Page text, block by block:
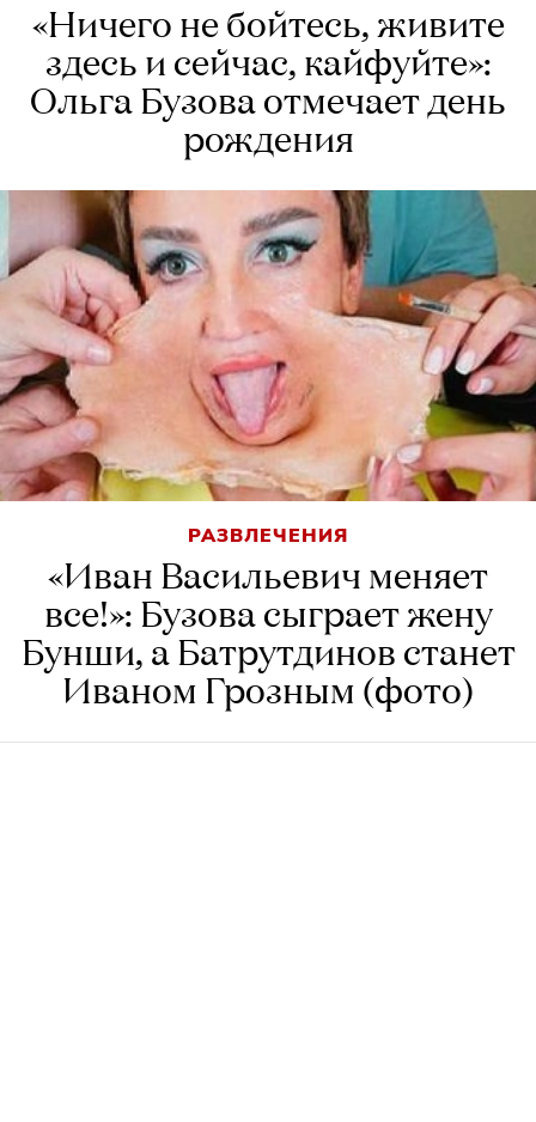
«Ничего не бойтесь, живите
здесь и сейчас, кайфуйте»:
Ольга Бузова отмечает день
рождения
РАЗВЛЕЧЕНИЯ
«Иван Васильевич меняет
все!»: Бузова сыграет жену
Бунши, а Батрутдинов станет
Иваном Грозным (фото)